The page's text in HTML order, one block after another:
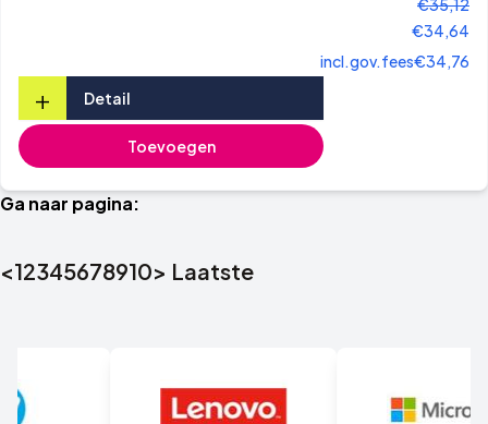
€35,12
€34,64
incl.gov.fees€34,76
+ Detail
Toevoegen
Ga naar pagina:
<12345678910> Laatste